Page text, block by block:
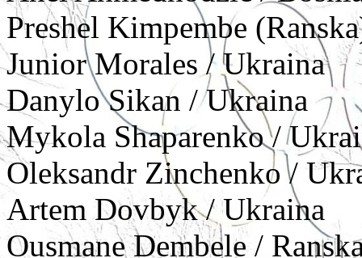
​​​​Preshel Kimpembe
Junior Morales / Ukraina
Danylo Sikan / Ukraina
Mykola Shaparenko /
Oleksandr Zinchenko /
Artem Dovbyk / Ukraina
Ousmane Dembele /